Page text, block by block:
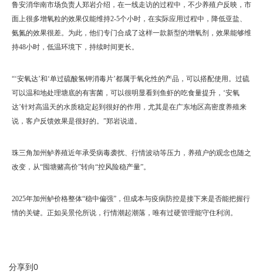
鲁安消华南市场负责人郑岩介绍，在一线走访的过程中，不少养殖户反映，市
面上很多增氧粒的效果仅能维持2-5个小时，在实际应用过程中，降低亚盐、
氨氮的效果很差。为此，他们专门合成了这样一款新型的增氧剂，效果能够维
持48小时，低温环境下，持续时间更长。
“‘安氧达’和‘单过硫酸氢钾消毒片’都属于氧化性的产品，可以搭配使用。过硫
可以温和地处理塘底的有害菌，可以很明显看到鱼虾的吃食量提升，‘安氧
达’针对高温天的水质稳定起到很好的作用，尤其是在广东地区高密度养殖来
说，客户反馈效果是很好的。”郑岩说道。
珠三角加州鲈养殖近年承受病毒袭扰、行情波动等压力，养殖户的观念也随之
改变，从“囤塘赌高价”转向“控风险稳产量”。
2025年加州鲈价格整体“稳中偏强”，但成本与疫病防控是接下来是否能把握行
情的关键。正如吴景伦所说，行情潮起潮落，唯有过硬管理能守住利润。
分享到0